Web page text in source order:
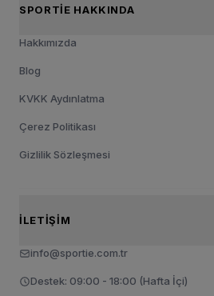
SPORTIE HAKKINDA
Hakkımızda
Blog
KVKK Aydınlatma
Çerez Politikası
Gizlilik Sözleşmesi
İLETIŞIM
info@sportie.com.tr
Destek: 09:00 - 18:00 (Hafta İçi)